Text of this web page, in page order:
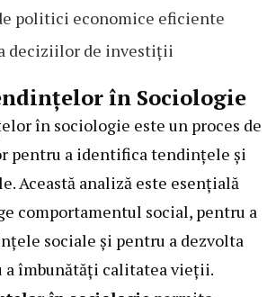
politici economice eficiente
deciziilor de investiții
în Sociologie
în sociologie este un proces de
pentru a identifica tendințele și
Această analiză este esențială
comportamentul social, pentru a
sociale și pentru a dezvolta
îmbunătăți calitatea vieții.